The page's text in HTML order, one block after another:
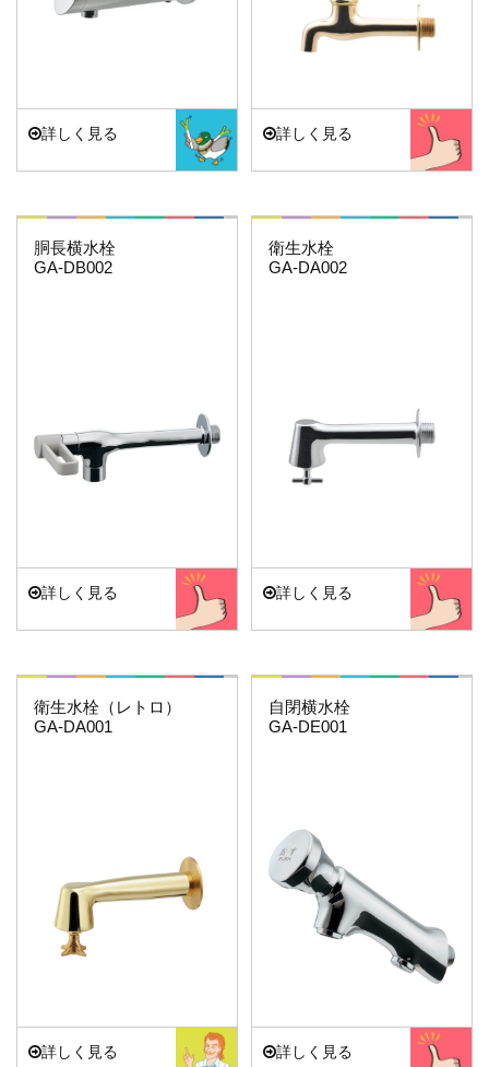
詳しく見る 詳しく見る
これエエやん
胴長横水栓
GA-DB002
詳しく見る
これエエやん
衛生水栓
GA-DA002
詳しく見る
衛生水栓（レトロ）
GA-DA001
詳しく見る
自閉横水栓
GA-DE001
詳しく見る
キッチン
エクステリア